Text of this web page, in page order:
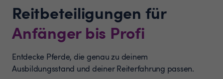
Reitbeteiligungen für
Anfänger bis Profi
Entdecke Pferde, die genau zu deinem
Ausbildungsstand und deiner Reiterfahrung passen.